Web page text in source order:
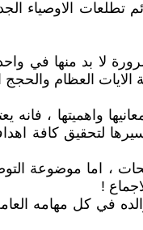
تطلعات الاوصياء
لا بد منها في
الايات العظام والحجج
واهميتها ، فانه
لتحقيق كافة
، اما موضوعة
!
في كل مهامه